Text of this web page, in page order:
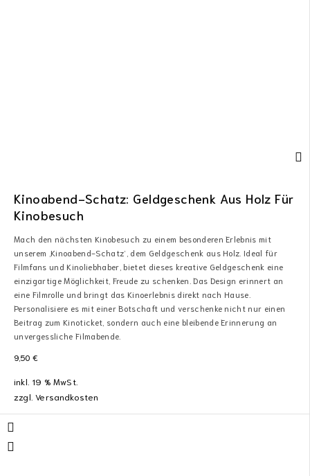
Kinoabend-Schatz: Geldgeschenk Aus Holz Für
Kinobesuch
Mach den nächsten Kinobesuch zu einem besonderen Erlebnis mit
unserem ‚Kinoabend-Schatz‘, dem Geldgeschenk aus Holz. Ideal für
Filmfans und Kinoliebhaber, bietet dieses kreative Geldgeschenk eine
einzigartige Möglichkeit, Freude zu schenken. Das Design erinnert an
eine Filmrolle und bringt das Kinoerlebnis direkt nach Hause.
Personalisiere es mit einer Botschaft und verschenke nicht nur einen
Beitrag zum Kinoticket, sondern auch eine bleibende Erinnerung an
unvergessliche Filmabende.
9,50 €
inkl. 19 % MwSt.
zzgl.Versandkosten